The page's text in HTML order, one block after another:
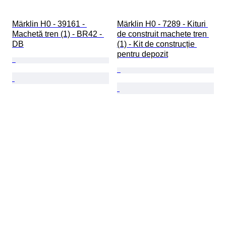
Märklin H0 - 39161 -
Machetă tren (1) - BR42 -
DB
Märklin H0 - 7289 - Kituri
de construit machete tren
(1) - Kit de construcție
pentru depozit